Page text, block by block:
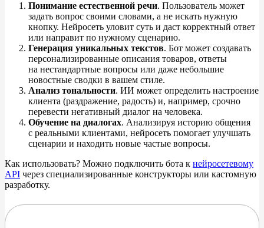
Понимание естественной речи. Пользователь может
задать вопрос своими словами, а не искать нужную
кнопку. Нейросеть уловит суть и даст корректный ответ
или направит по нужному сценарию.
Генерация уникальных текстов. Бот может создавать
персонализированные описания товаров, ответы
на нестандартные вопросы или даже небольшие
новостные сводки в вашем стиле.
Анализ тональности. ИИ может определить настроение
клиента (раздражение, радость) и, например, срочно
перевести негативный диалог на человека.
Обучение на диалогах. Анализируя историю общения
с реальными клиентами, нейросеть помогает улучшать
сценарии и находить новые частые вопросы.
Как использовать? Можно подключить бота к нейросетевому
API через специализированные конструкторы или кастомную
разработку.